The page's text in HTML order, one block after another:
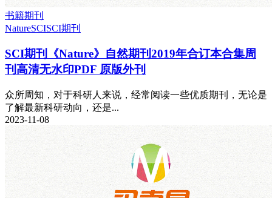
书籍期刊
NatureSCISCI期刊
SCI期刊《Nature》自然期刊2019年合订本合集周
刊高清无水印PDF 原版外刊
众所周知，对于科研人来说，经常阅读一些优质期刊，无论是
了解最新科研动向，还是...
2023-11-08